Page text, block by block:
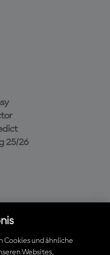
25/26
Cookies und ähnliche
Websites,